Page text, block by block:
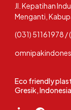
Eco friendly
Gresik, Indonesia
Jl. Kepatihan
Menganti,
(031) 51161978